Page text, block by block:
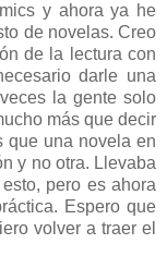
y ahora ya he
de novelas. Creo
de la lectura con
darle una
la gente solo
más que decir
que una novela en
y no otra. Llevaba
pero es ahora
Espero que
volver a traer el